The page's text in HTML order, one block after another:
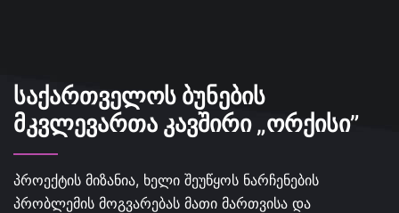
ᲡᲐᲥᲐᲠᲗᲕᲔᲚᲝᲡ ᲑᲣᲜᲔᲑᲘᲡ
ᲛᲙᲕᲚᲔᲕᲐᲠᲗᲐ ᲙᲐᲕᲨᲘᲠᲘ „ᲝᲠᲥᲘᲡᲘ”
პროექტის მიზანია, ხელი შეუწყოს ნარჩენების
პრობლემის მოგვარებას მათი მართვისა და